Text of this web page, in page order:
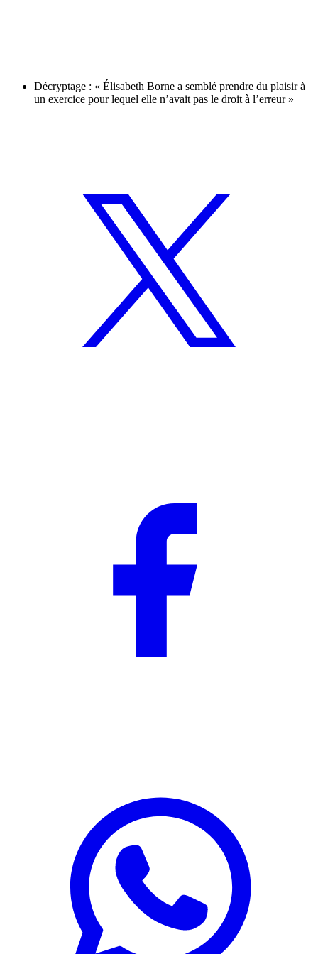
Décryptage : « Élisabeth Borne a semblé prendre du plaisir à
un exercice pour lequel elle n’avait pas le droit à l’erreur »